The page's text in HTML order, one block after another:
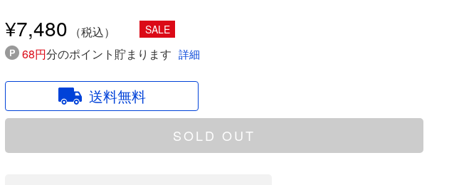
¥7,480 SALE
68円分のポイント貯まります 詳細
送料無料
SOLD OUT